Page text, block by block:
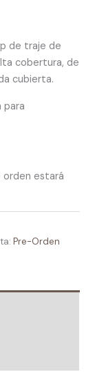
de traje de
cobertura, de
cubierta.
para
estará
Pre-Orden